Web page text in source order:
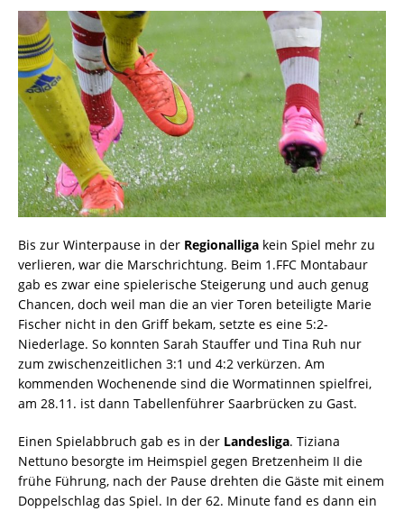
Bis zur Winterpause in der Regionalliga kein Spiel mehr zu
verlieren, war die Marschrichtung. Beim 1.FFC Montabaur
gab es zwar eine spielerische Steigerung und auch genug
Chancen, doch weil man die an vier Toren beteiligte Marie
Fischer nicht in den Griff bekam, setzte es eine 5:2-
Niederlage. So konnten Sarah Stauffer und Tina Ruh nur
zum zwischenzeitlichen 3:1 und 4:2 verkürzen. Am
kommenden Wochenende sind die Wormatinnen spielfrei,
am 28.11. ist dann Tabellenführer Saarbrücken zu Gast.
Einen Spielabbruch gab es in der Landesliga. Tiziana
Nettuno besorgte im Heimspiel gegen Bretzenheim II die
frühe Führung, nach der Pause drehten die Gäste mit einem
Doppelschlag das Spiel. In der 62. Minute fand es dann ein